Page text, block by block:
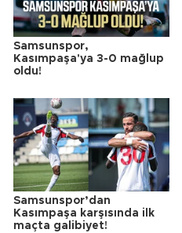
Samsunspor,
Kasımpaşa'ya 3-0 mağlup
oldu!
Samsunspor’dan
Kasımpaşa karşısında ilk
maçta galibiyet!